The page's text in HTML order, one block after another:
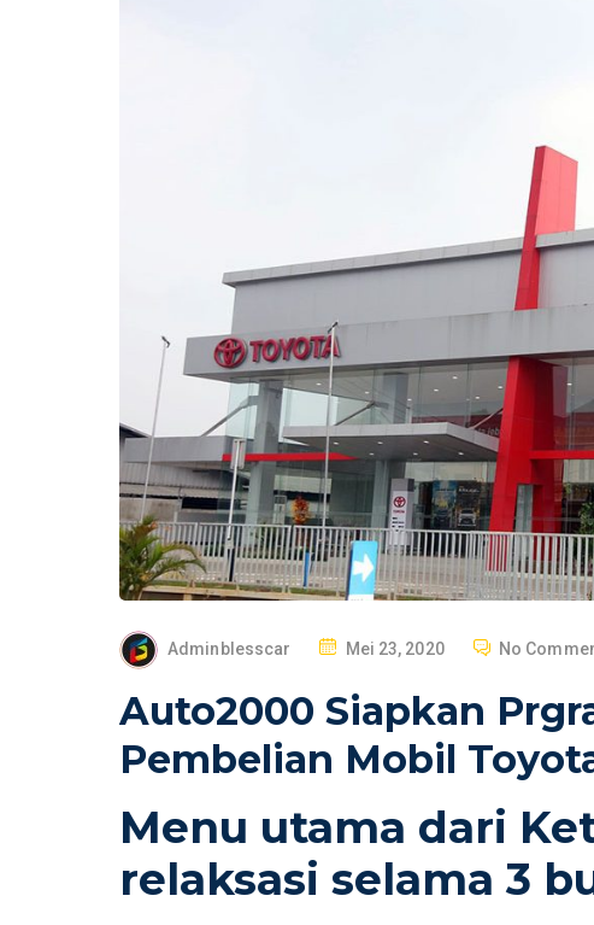
Adminblesscar
P
S
E
O
Mei 23, 2020 No
Auto2000 Siapkan
Pembelian Mobil
Menu utama dari
relaksasi selama 3